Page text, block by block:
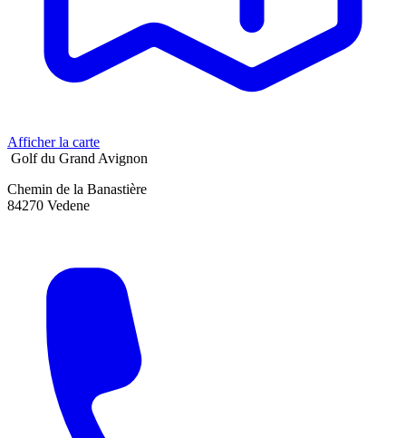
Afficher la carte
Golf du Grand Avignon
Chemin de la Banastière
84270 Vedene